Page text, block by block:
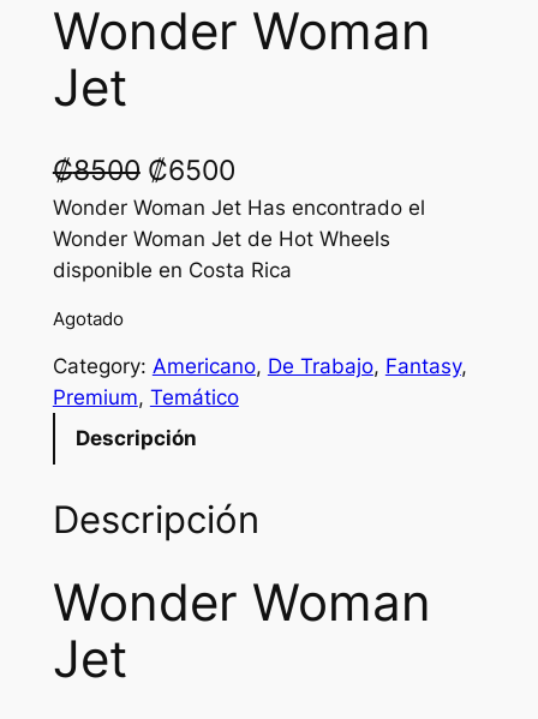
Wonder Woman
Jet
₡8500 O
r
i
n
p
i
c
₡6500C
u
r
n
r
c
Wonder Woman Jet Has encontrado el
Wonder Woman Jet de Hot Wheels
disponible en Costa Rica
Agotado
Category: Americano, De Trabajo, Fantasy
Premium, Temático
Descripción
Descripción
Wonder Woman
Jet